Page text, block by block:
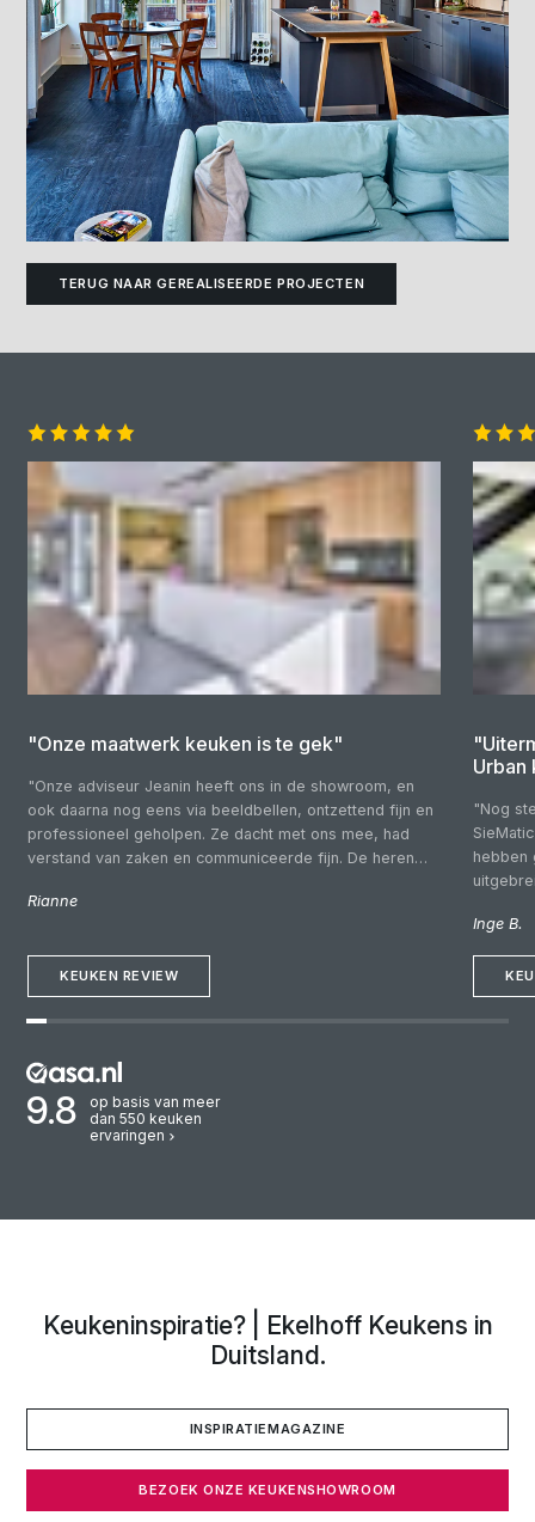
TERUG NAAR GEREALISEERDE PROJECTEN
"Onze maatwerk keuken is te gek"
"Onze adviseur Jeanin heeft ons in de showroom, en
ook daarna nog eens via beeldbellen, ontzettend fijn en
professioneel geholpen. Ze dacht met ons mee, had
verstand van zaken en communiceerde fijn. De heren
vriendelijk, kundig en netjes. Fijn dat we gewoon
fantastisch!"
Rianne
KEUKEN REVIEW
Urban
"Nog
hebben
goed
Inge B.
9.8
op basis van meer
dan 550 keuken
ervaringen
Keukeninspiratie? | Ekelhoff Keukens in
Duitsland.
INSPIRATIEMAGAZINE
BEZOEK ONZE KEUKENSHOWROOM